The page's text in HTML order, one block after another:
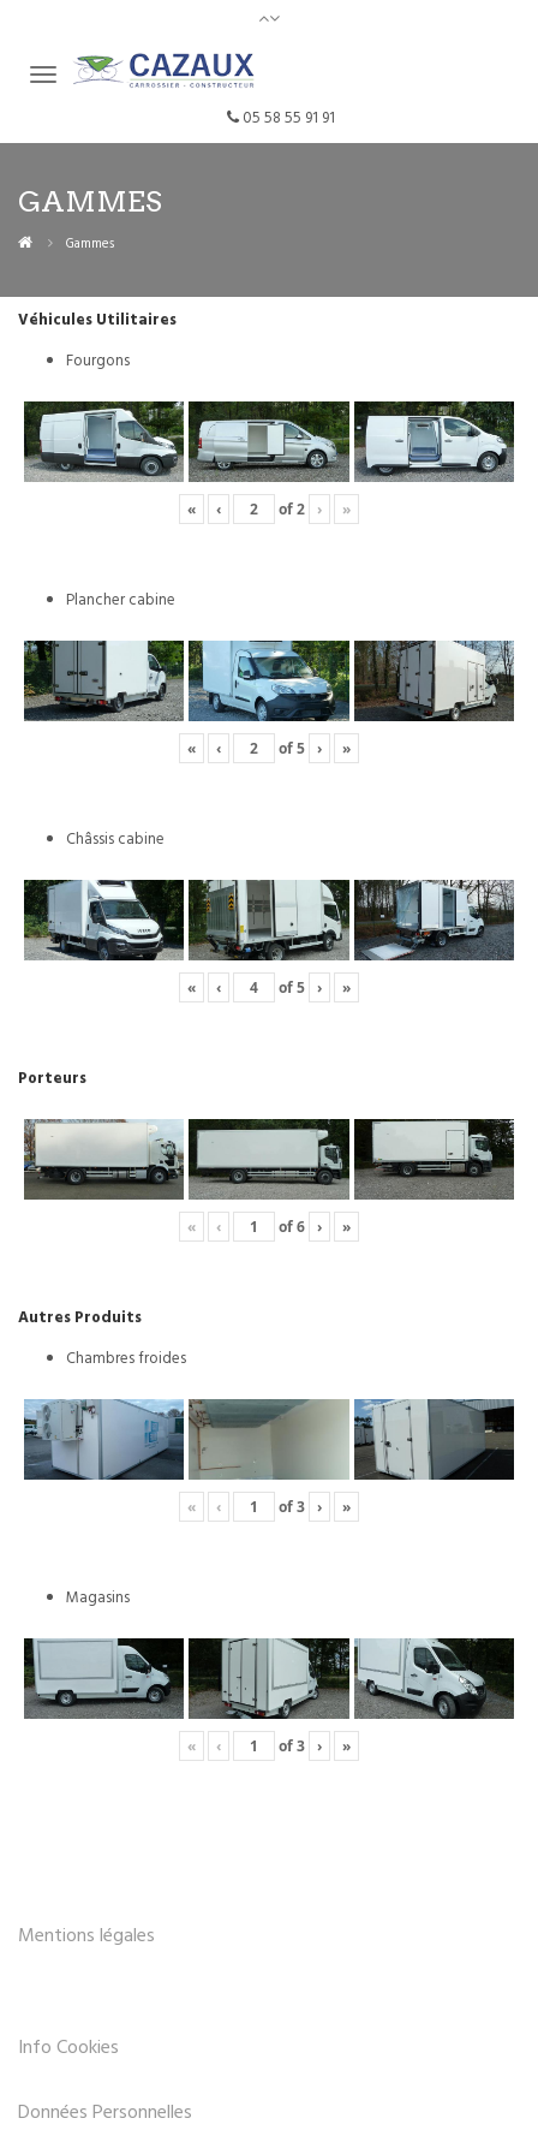
05 58 55 91 91
GAMMES
Gammes
Véhicules Utilitaires
Fourgons
« ‹ of2 › »
Plancher cabine
« ‹ of5 › »
Châssis cabine
« ‹ of5 › »
Porteurs
« ‹ of6 › »
Autres Produits
Chambres froides
« ‹ of3 › »
Magasins
« ‹ of3 › »
Mentions légales
Info Cookies
Données Personnelles